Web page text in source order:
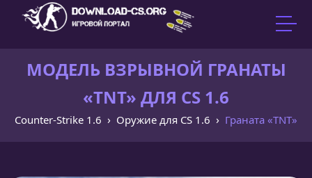
МОДЕЛЬ ВЗРЫВНОЙ ГРАНАТЫ
«TNT» ДЛЯ CS 1.6
Counter-Strike 1.6 Оружие для CS 1.6 Граната «TNT»